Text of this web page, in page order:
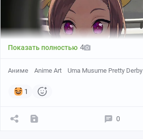
Показать полностью 4
Аниме Anime Art Uma Musume Pretty Derby
1
0